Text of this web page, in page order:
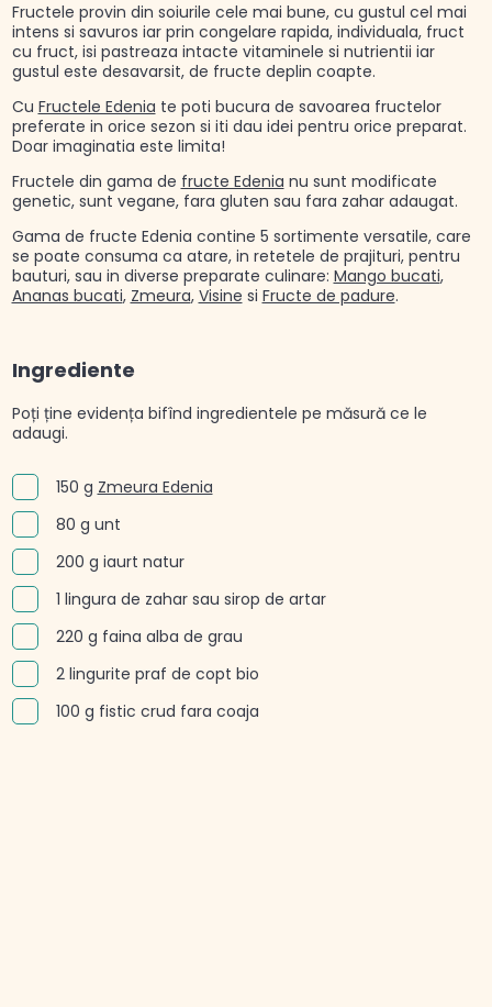
Fructele provin din soiurile cele mai bune, cu gustul cel mai
intens si savuros iar prin congelare rapida, individuala, fruct
cu fruct, isi pastreaza intacte vitaminele si nutrientii iar
gustul este desavarsit, de fructe deplin coapte.
Cu Fructele Edenia te poti bucura de savoarea fructelor
preferate in orice sezon si iti dau idei pentru orice preparat.
Doar imaginatia este limita!
Fructele din gama de fructe Edenia nu sunt modificate
genetic, sunt vegane, fara gluten sau fara zahar adaugat.
Gama de fructe Edenia contine 5 sortimente versatile, care
se poate consuma ca atare, in retetele de prajituri, pentru
bauturi, sau in diverse preparate culinare: Mango bucati,
Ananas bucati, Zmeura, Visine si Fructe de padure.
Ingrediente
Poți ține evidența bifînd ingredientele pe măsură ce le
adaugi.
150 g Zmeura Edenia
80 g unt
200 g iaurt natur
1 lingura de zahar sau sirop de artar
220 g faina alba de grau
2 lingurite praf de copt bio
100 g fistic crud fara coaja